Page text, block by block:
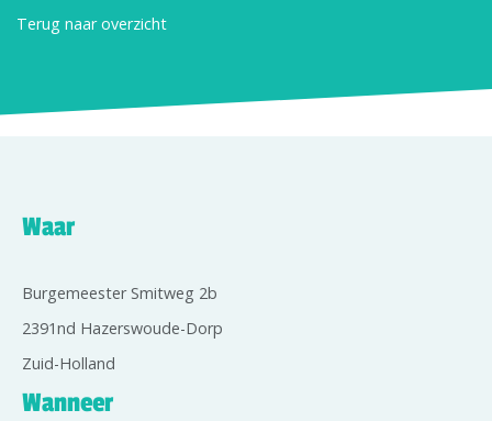
Terug naar overzicht
Waar
Burgemeester Smitweg 2b
2391nd Hazerswoude-Dorp
Zuid-Holland
Wanneer